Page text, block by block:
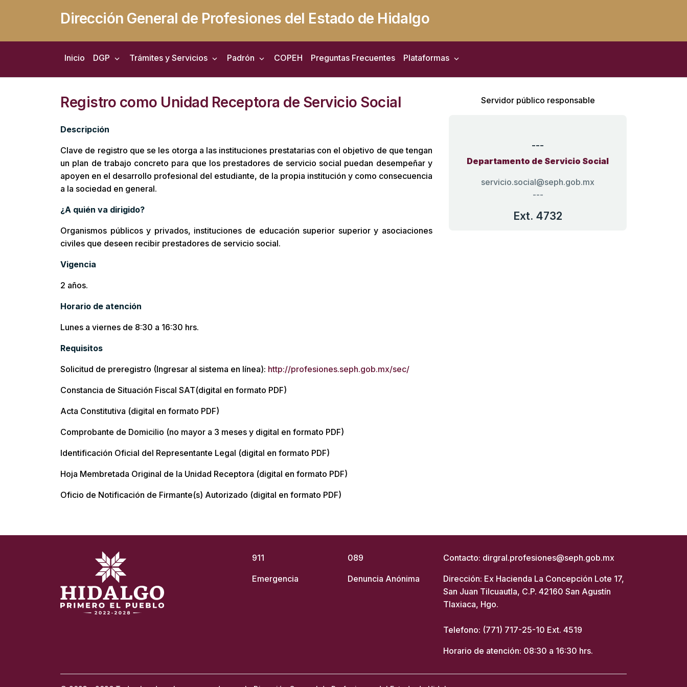
Dirección General de Profesiones del Estado de Hidalgo
Inicio DGP Trámites y Servicios Padrón COPEH Preguntas Frecuentes Plataformas
Registro como Unidad Receptora de Servicio Social
Descripción
Clave de registro que se les otorga a las instituciones prestatarias con el objetivo de que tengan
un plan de trabajo concreto para que los prestadores de servicio social puedan desempeñar y
apoyen en el desarrollo profesional del estudiante, de la propia institución y como consecuencia
a la sociedad en general.
¿A quién va dirigido?
Organismos públicos y privados, instituciones de educación superior superior y asociaciones
civiles que deseen recibir prestadores de servicio social.
Vigencia
2 años.
Horario de atención
Lunes a viernes de 8:30 a 16:30 hrs.
Requisitos
Solicitud de preregistro (Ingresar al sistema en línea): http://profesiones.seph.gob.mx/sec/
Constancia de Situación Fiscal SAT(digital en formato PDF)
Acta Constitutiva (digital en formato PDF)
Comprobante de Domicilio (no mayor a 3 meses y digital en formato PDF)
Identificación Oficial del Representante Legal (digital en formato PDF)
Hoja Membretada Original de la Unidad Receptora (digital en formato PDF)
Oficio de Notificación de Firmante(s) Autorizado (digital en formato PDF)
Servidor público responsable
---
Departamento de Servicio Social
servicio.social@seph.gob.mx
---
Ext. 4732
911
Emergencia
089
Denuncia Anónima
Contacto: dirgral.profesiones@seph.gob.mx
Dirección: Ex Hacienda La Concepción Lote 17,
San Juan Tilcuautla, C.P. 42160 San Agustín
Tlaxiaca, Hgo.
Telefono: (771) 717-25-10 Ext. 4519
Horario de atención: 08:30 a 16:30 hrs.